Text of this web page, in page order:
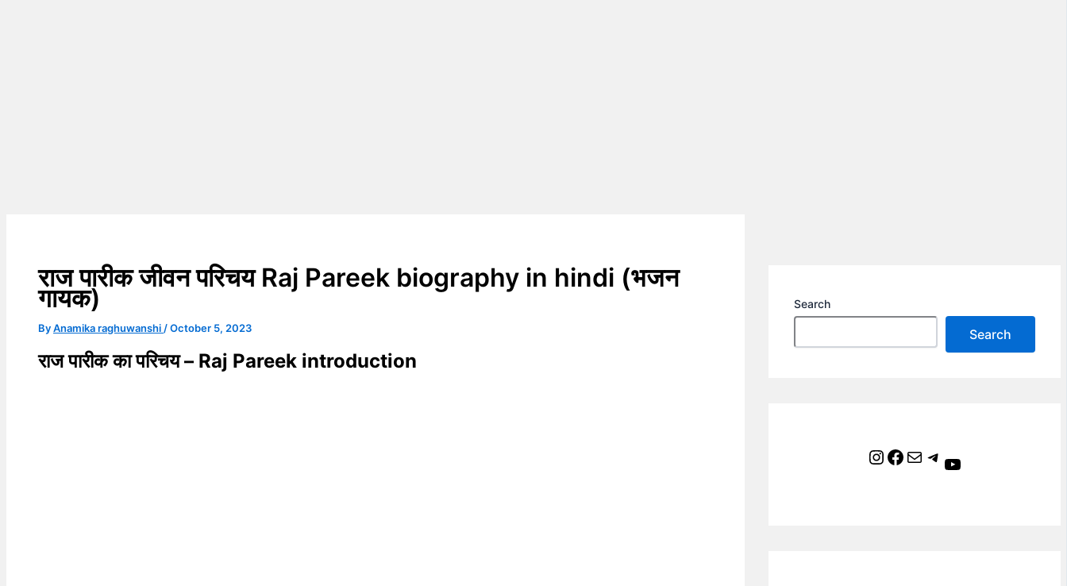
राज पारीक जीवन परिचय Raj Pareek biography in hindi (भजन
गायक)
ByAnamika raghuwanshi /October 5, 2023
राज पारीक का परिचय – Raj Pareek introduction
Search
Search
Instagram Facebook Mail Telegram YouTube